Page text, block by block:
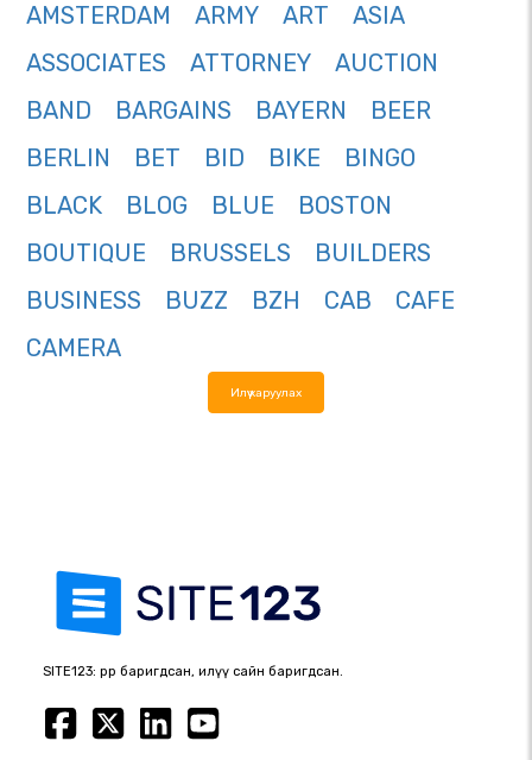
AMSTERDAM
ARMY ART
ASIA
ASSOCIATES
ATTORNEY
AUCTION
BAND
BARGAINS BAYERN
BEER
BERLIN
BET BID BIKE
BINGO
BLACK
BLOG BLUE
BOSTON
BOUTIQUE
BRUSSELS
BUILDERS
BUSINESS
BUZZ BZH CAB
CAFE
CAMERA
Илүү харуулах
SITE123: өөрөөр баригдсан, илүү сайн баригдсан.